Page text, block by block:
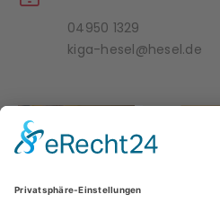
04950 1329
kiga-hesel@hesel.de